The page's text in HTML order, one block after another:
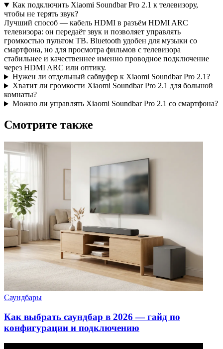
Как подключить Xiaomi Soundbar Pro 2.1 к телевизору,
чтобы не терять звук?
Лучший способ — кабель HDMI в разъём HDMI ARC
телевизора: он передаёт звук и позволяет управлять
громкостью пультом ТВ. Bluetooth удобен для музыки со
смартфона, но для просмотра фильмов с телевизора
стабильнее и качественнее именно проводное подключение
через HDMI ARC или оптику.
Нужен ли отдельный сабвуфер к Xiaomi Soundbar Pro 2.1?
Хватит ли громкости Xiaomi Soundbar Pro 2.1 для большой
комнаты?
Можно ли управлять Xiaomi Soundbar Pro 2.1 со смартфона?
Смотрите также
Саундбары
Как выбрать саундбар в 2026 — гайд по
конфигурации и подключению